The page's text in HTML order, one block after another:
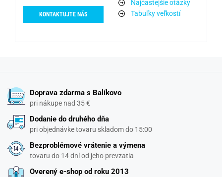
KONTAKTUJTE NÁS
Najčastejšie otázky
Tabuľky veľkostí
Doprava zdarma s Balíkovo
pri nákupe nad 35 €
Dodanie do druhého dňa
pri objednávke tovaru skladom do 15:00
Bezproblémové vrátenie a výmena
tovaru do 14 dní od jeho prevzatia
Overený e-shop od roku 2013